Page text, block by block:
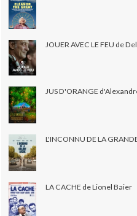
JOUER AVEC LE FEU de
JUS D'ORANGE
L'INCONNU DE LA
LA CACHE de Lionel Baier